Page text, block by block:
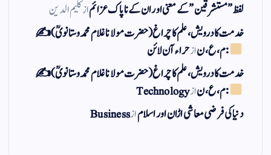
لفظ ” مستشرقین ” کے معنی اور ان کے نا پاک عزائمازکلیم الدین
خدمت کا درویش، علم کا چراغ(حضرت مولانا غلام محمد وستانویؒ)✍
: م ، ع ، نازحراء آن لائن
خدمت کا درویش، علم کا چراغ(حضرت مولانا غلام محمد وستانویؒ)✍
: م ، ع ، نازTechnology
دنیا کی فرضی معاشی اڑان اور اسلامازBusiness